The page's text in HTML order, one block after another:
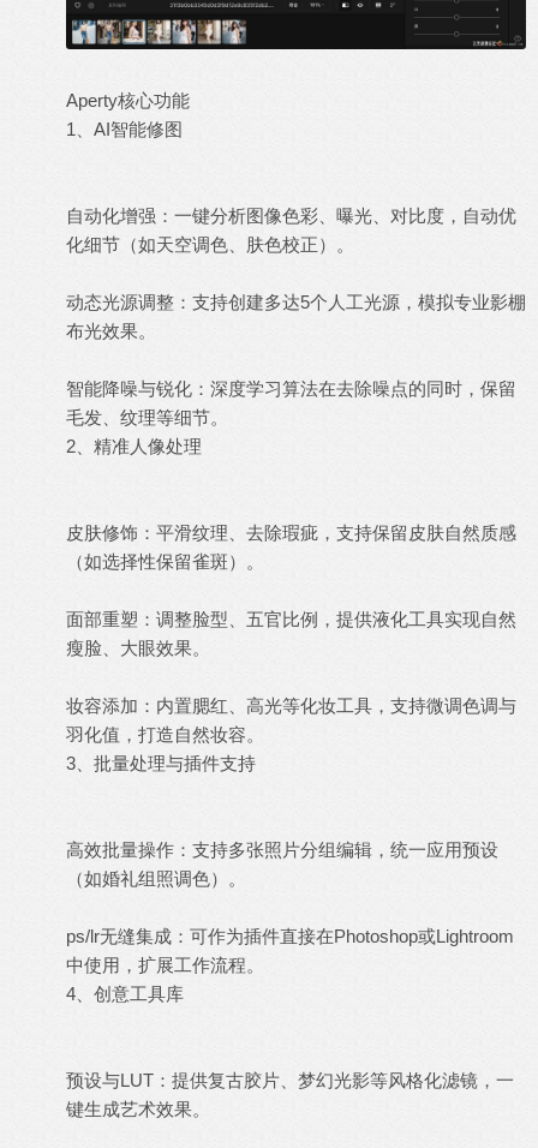
Aperty核心功能
1、AI智能修图
自动化增强：一键分析图像色彩、曝光、对比度，自动优
化细节（如天空调色、肤色校正）。
动态光源调整：支持创建多达5个人工光源，模拟专业影棚
布光效果。
智能降噪与锐化：深度学习算法在去除噪点的同时，保留
毛发、 纹理等细节。
2、精准人像处理
皮肤修饰：平滑纹理、去除瑕疵，支持保留皮肤自然质感
（如选择性保留雀斑）。
面部重塑：调整脸型、五官比例，提供液化工具实现自然
瘦脸、大眼效果。
妆容添加：内置腮红、高光等化妆工具，支持微调色调与
羽化值，打造自然妆容。
3、批量处理与插件支持
高效批量操作：支持多张照片分组编辑，统一应用预设
（如婚礼组照调色）。
ps/lr无缝集成：可作为插件直接在Photoshop或Lightroom
中使用，扩展工作流程。
4、创意工具库
预设与LUT：提供复古胶片、梦幻光影等风格化滤镜，一
键生成艺术效果。